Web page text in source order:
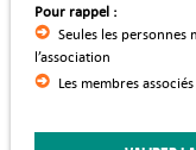
Pour rappel :
Seules les
l’association
Les membres